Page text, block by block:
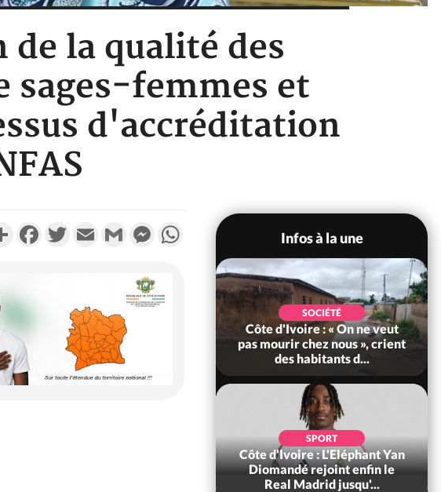
la qualité des
sages-femmes et
d'accréditation
PartagerFacebookTwitterEmail Gmail MessengerWhatsApp
Infos à la une
POLITIQUE
Côte d'Ivoire : Décrispation ?
Mamadou Traoré ex
conseiller de Soro a recou...
SOCIÉTÉ
Côte d'Ivoire : « On ne veut
pas mourir chez nous », crient
des habitants d...
SPORT
Côte d'Ivoire : L'Eléphant Yan
Diomandé rejoint enfin le
Real Madrid jusqu'...